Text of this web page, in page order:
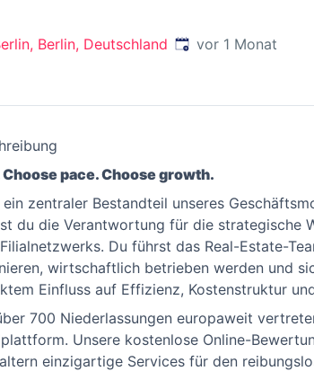
Berlin, Deutschland Veröffentlicht:
vor 1 Monat
pace. Choose growth.
zentraler Bestandteil unseres
du die Verantwortung für die strategische
Du führst das Real-Estate-
wirtschaftlich betrieben werden und
Einfluss auf Effizienz, Kostenstruktur
700 Niederlassungen europaweit
Unsere kostenlose Online-
einzigartige Services für den